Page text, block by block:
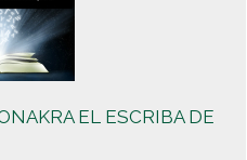
EL ESCRIBA DE